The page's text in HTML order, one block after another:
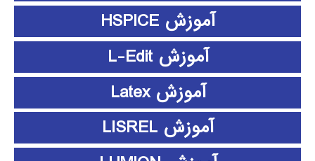
آموزش HSPICE
آموزش L-Edit
آموزش Latex
آموزش LISREL